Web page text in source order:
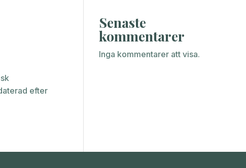
efter
Senaste
kommentarer
Inga kommentarer att visa.